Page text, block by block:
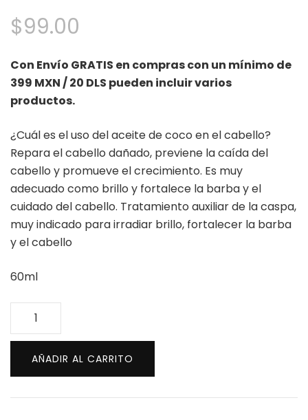
$99.00
Con Envío GRATIS en compras con un mínimo de
399 MXN / 20 DLS pueden incluir varios
productos.
¿Cuál es el uso del aceite de coco en el cabello?
Repara el cabello dañado, previene la caída del
cabello y promueve el crecimiento. Es muy
adecuado como brillo y fortalece la barba y el
cuidado del cabello. Tratamiento auxiliar de la caspa,
muy indicado para irradiar brillo, fortalecer la barba
y el cabello
60ml
Aceite
de
coco
10
ml
AÑADIR AL CARRITO